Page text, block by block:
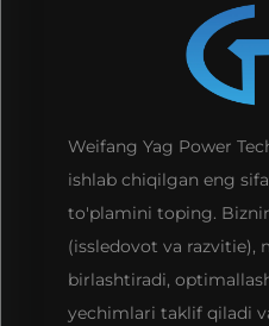
Weifang Yag Power
ishlab chiqilgan eng
to'plamini toping.
(issledovot va razvitie),
birlashtiradi,
yechimlari taklif qiladi